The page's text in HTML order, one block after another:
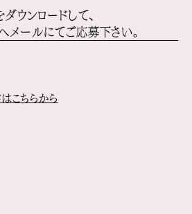
ウンロードして、
メールにてご応募下さい。
こちらから